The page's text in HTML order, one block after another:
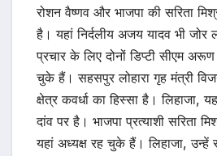
रोशन वैष्णव और भाजपा की सरिता
है। यहां निर्दलीय अजय यादव भी जोर
प्रचार के लिए दोनों डिप्टी सीएम
चुके हैं। सहसपुर लोहारा गृह मंत्री
क्षेत्र कवर्धा का हिस्सा है। लिहाजा,
दांव पर है। भाजपा प्रत्याशी सरिता
यहां अध्यक्ष रह चुके हैं। लिहाजा, उन्हें